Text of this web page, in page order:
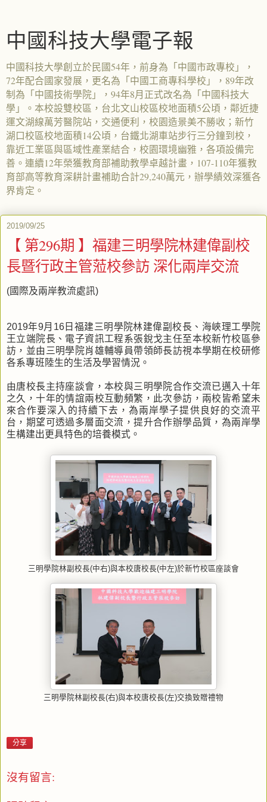
中國科技大學電子報
中國科技大學創立於民國54年，前身為「中國市政專校」，
72年配合國家發展，更名為「中國工商專科學校」，89年改
制為「中國技術學院」，94年8月正式改名為「中國科技大
學」。本校設雙校區，台北文山校區校地面積5公頃，鄰近捷
運文湖線萬芳醫院站，交通便利，校園造景美不勝收；新竹
湖口校區校地面積14公頃，台鐵北湖車站步行三分鐘到校，
靠近工業區與區域性產業結合，校園環境幽雅，各項設備完
善。連續12年榮獲教育部補助教學卓越計畫，107-110年獲教
育部高等教育深耕計畫補助合計29,240萬元，辦學績效深獲各
界肯定。
2019/09/25
【 第296期 】福建三明學院林建偉副校
長暨行政主管蒞校參訪 深化兩岸交流
(國際及兩岸教流處訊)
2019年9月16日福建三明學院林建偉副校長、海峽理工學院
王立端院長、電子資訊工程系張銳戈主任至本校新竹校區參
訪，並由三明學院肖雄輔導員帶領師長訪視本學期在校研修
各系專班陸生的生活及學習情況。
由唐校長主持座談會，本校與三明學院合作交流已邁入十年
之久，十年的情誼兩校互動頻繁，此次參訪，兩校皆希望未
來合作要深入的持續下去，為兩岸學子提供良好的交流平
台，期望可透過多層面交流，提升合作辦學品質，為兩岸學
生構建出更具特色的培養模式。
三明學院林副校長(中右)與本校唐校長(中左)於新竹校區座談會
三明學院林副校長(右)與本校唐校長(左)交換致贈禮物
分享
沒有留言: